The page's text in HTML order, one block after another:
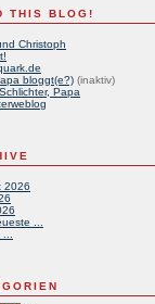
THIS BLOG!
Christoph
bloggt(e?) (inaktiv)
Papa
2026
...